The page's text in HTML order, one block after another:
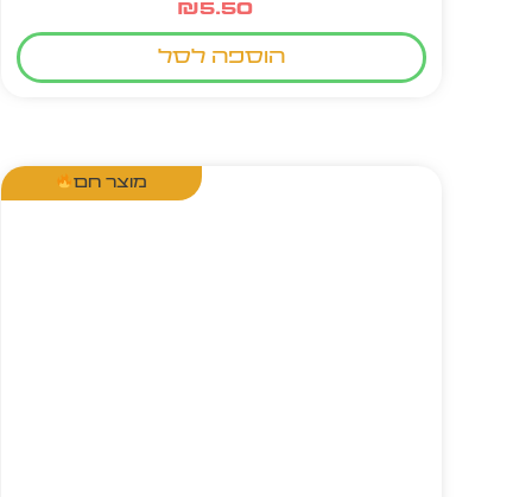
₪5.50
הוספה לסל
מוצר חם